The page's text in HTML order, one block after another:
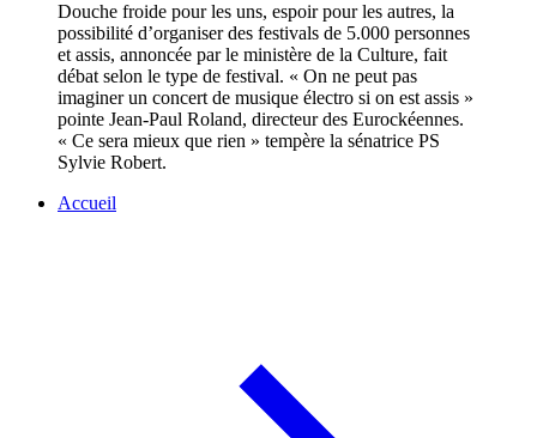
Douche froide pour les uns, espoir pour les autres, la
possibilité d’organiser des festivals de 5.000 personnes
et assis, annoncée par le ministère de la Culture, fait
débat selon le type de festival. « On ne peut pas
imaginer un concert de musique électro si on est assis »
pointe Jean-Paul Roland, directeur des Eurockéennes.
« Ce sera mieux que rien » tempère la sénatrice PS
Sylvie Robert.
Accueil